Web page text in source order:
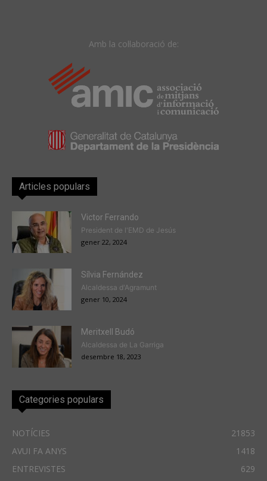
Amb la col·laboració de:
Articles populars
Victor Ferrando
President de l'EMD de Jesús
gener 22, 2024
Sílvia Fernández
Alcaldessa d'Agramunt
gener 10, 2024
Meritxell Budó
Alcaldessa de La Garriga
desembre 18, 2023
Categories populars
NOTÍCIES
21853
AVUI FA ANYS
1418
ENTREVISTES
629